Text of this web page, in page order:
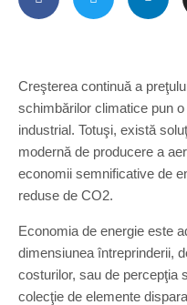
Creşterea continuă a
schimbărilor climatice pun
industrial. Totuşi, există
modernă de producere a
economii semnificative de
reduse de CO2.
Economia de energie este
dimensiunea întreprinderii,
costurilor, sau de percepţia
colecţie de elemente